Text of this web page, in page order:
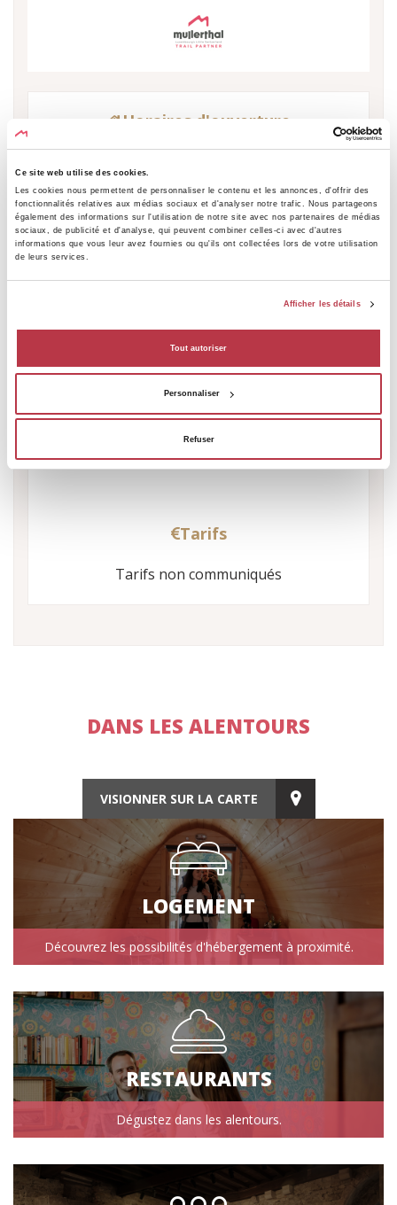
Ce site web utilise des cookies.
Les cookies nous permettent de personnaliser le contenu et les annonces, d'offrir des
fonctionnalités relatives aux médias sociaux et d'analyser notre trafic. Nous partageons
également des informations sur l'utilisation de notre site avec nos partenaires de médias
sociaux, de publicité et d'analyse, qui peuvent combiner celles-ci avec d'autres
informations que vous leur avez fournies ou qu'ils ont collectées lors de votre utilisation
de leurs services.
Afficher les détails
Tout autoriser
Personnaliser
Refuser
Horaires d'ouverture
Semaine Matin
Après-midi
Lundi
-
-
12:15 - 13:00
Samedi
12:15 - 13:00
19:15 - 20:00
12:15 - 13:00
-
-
Tarifs
Tarifs non communiqués
DANS LES ALENTOURS
VISIONNER SUR LA CARTE
LOGEMENT
Découvrez les possibilités d'hébergement à proximité.
RESTAURANTS
Dégustez dans les alentours.